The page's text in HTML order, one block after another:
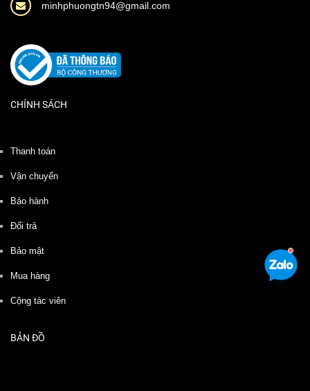
minhphuongtn94@gmail.com
CHÍNH SÁCH
Thanh toán
Vận chuyển
Bảo hành
Đổi trả
Bảo mật
Mua hàng
Cộng tác viên
BẢN ĐỒ